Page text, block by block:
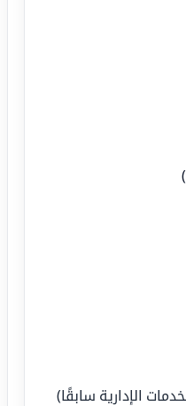
الإدارية سابقًا)